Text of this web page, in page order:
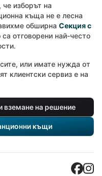
изборът на
къща не е лесна
обширна Секция с
са отговорени най-често
или имате нужда от
клиентски сервиз е на
на решение
къщи